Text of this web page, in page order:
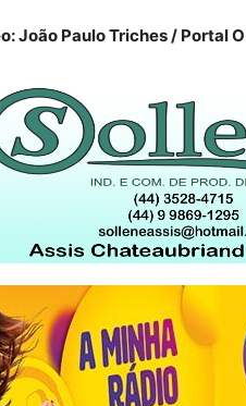
João Paulo Triches / Portal